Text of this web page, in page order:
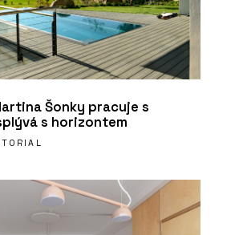
Šonky pracuje s
s horizontem